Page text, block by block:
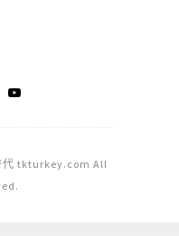
代 tkturkey.com All